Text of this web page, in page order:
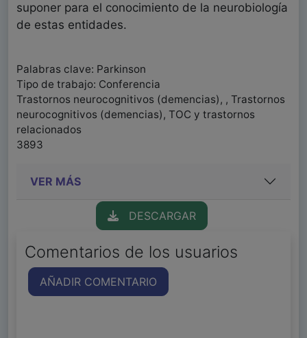
suponer para el conocimiento de la neurobiología
de estas entidades.
Palabras clave: Parkinson
Tipo de trabajo: Conferencia
Trastornos neurocognitivos (demencias), , Trastornos
neurocognitivos (demencias), TOC y trastornos
relacionados
3893
VER MÁS
DESCARGAR
Comentarios de los usuarios
AÑADIR COMENTARIO